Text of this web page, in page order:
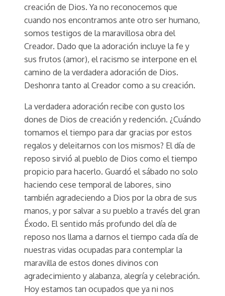
creación de Dios. Ya no reconocemos que
cuando nos encontramos ante otro ser humano,
somos testigos de la maravillosa obra del
Creador. Dado que la adoración incluye la fe y
sus frutos (amor), el racismo se interpone en el
camino de la verdadera adoración de Dios.
Deshonra tanto al Creador como a su creación.
La verdadera adoración recibe con gusto los
dones de Dios de creación y redención. ¿Cuándo
tomamos el tiempo para dar gracias por estos
regalos y deleitarnos con los mismos? El día de
reposo sirvió al pueblo de Dios como el tiempo
propicio para hacerlo. Guardó el sábado no solo
haciendo cese temporal de labores, sino
también agradeciendo a Dios por la obra de sus
manos, y por salvar a su pueblo a través del gran
Éxodo. El sentido más profundo del día de
reposo nos llama a darnos el tiempo cada día de
nuestras vidas ocupadas para contemplar la
maravilla de estos dones divinos con
agradecimiento y alabanza, alegría y celebración.
Hoy estamos tan ocupados que ya ni nos